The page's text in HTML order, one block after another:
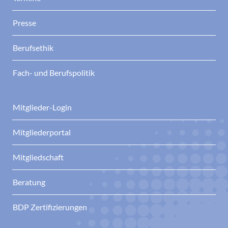
Presse
Berufsethik
Fach- und Berufspolitik
Mitglieder-Login
Mitgliederportal
Mitgliedschaft
Beratung
BDP Zertifizierungen